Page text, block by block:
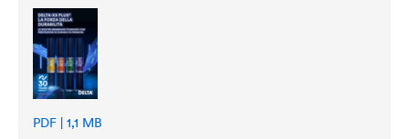
PDF | 1,1 MB